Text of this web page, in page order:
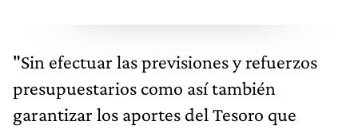
"Sin efectuar las previsiones y refuerzos
presupuestarios como así también
garantizar los aportes del Tesoro que